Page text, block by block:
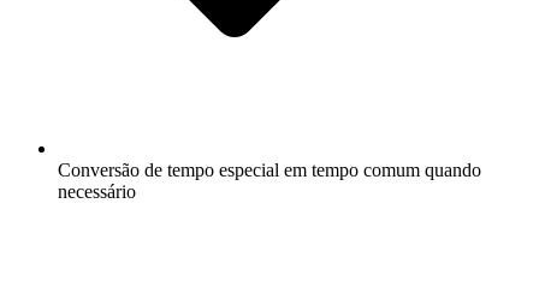
Conversão de tempo especial em tempo comum quando
necessário